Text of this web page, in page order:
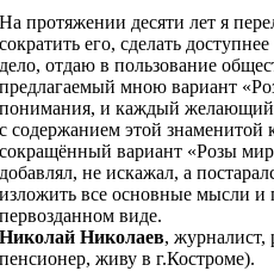
На протяжении десяти лет я
сократить его, сделать
дело, отдаю в пользование
предлагаемый мною вариант
понимания, и каждый желающий
с содержанием этой знаменитой
сокращённый вариант «Розы
добавлял, не искажал, а
изложить все основные мысли и
первозданном виде.
Николай Николаев, журналист,
пенсионер, живу в г.Костроме).